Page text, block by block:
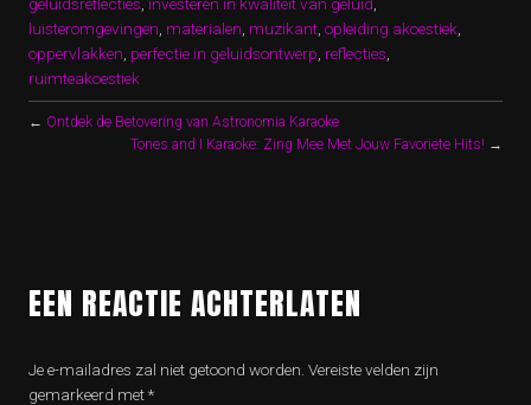
luisteromgevingen materialen muzikant opleiding akoestiek
oppervlakken perfectie in geluidsontwerp reflecties
ruimteakoestiek
← Ontdek de Betovering van Astronomia Karaoke
Tones and I Karaoke: Zing Mee Met Jouw Favoriete Hits! →
EEN REACTIE ACHTERLATEN
Je e-mailadres zal niet getoond worden. Vereiste velden zijn
gemarkeerd met*